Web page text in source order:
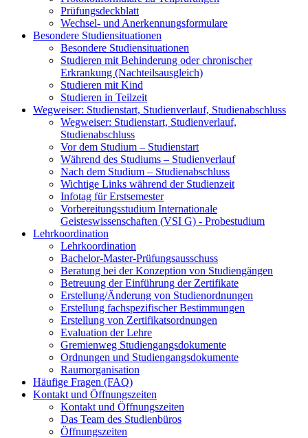
Prüfungsdeckblatt
Wechsel- und Anerkennungsformulare
Besondere Studiensituationen
Besondere Studiensituationen
Studieren mit Behinderung oder chronischer
Erkrankung (Nachteilsausgleich)
Studieren mit Kind
Studieren in Teilzeit
Wegweiser: Studienstart, Studienverlauf, Studienabschluss
Wegweiser: Studienstart, Studienverlauf,
Studienabschluss
Vor dem Studium – Studienstart
Während des Studiums – Studienverlauf
Nach dem Studium – Studienabschluss
Wichtige Links während der Studienzeit
Infotag für Erstsemester
Vorbereitungsstudium Internationale
Geisteswissenschaften (VSI G) - Probestudium
Lehrkoordination
Lehrkoordination
Bachelor-Master-Prüfungsausschuss
Beratung bei der Konzeption von Studiengängen
Betreuung der Einführung der Zertifikate
Erstellung/Änderung von Studienordnungen
Erstellung fachspezifischer Bestimmungen
Erstellung von Zertifikatsordnungen
Evaluation der Lehre
Gremienweg Studiengangsdokumente
Ordnungen und Studiengangsdokumente
Raumorganisation
Häufige Fragen (FAQ)
Kontakt und Öffnungszeiten
Kontakt und Öffnungszeiten
Das Team des Studienbüros
Öffnungszeiten